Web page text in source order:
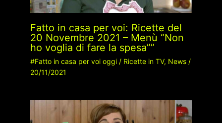
Fatto in casa per voi: Ricette del
20 Novembre 2021 – Menù “Non
ho voglia di fare la spesa””
#Fatto in casa per voi oggi/ Ricette in TV, News/
20/11/2021